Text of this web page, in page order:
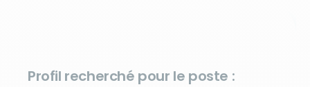
Profil recherché pour le poste :